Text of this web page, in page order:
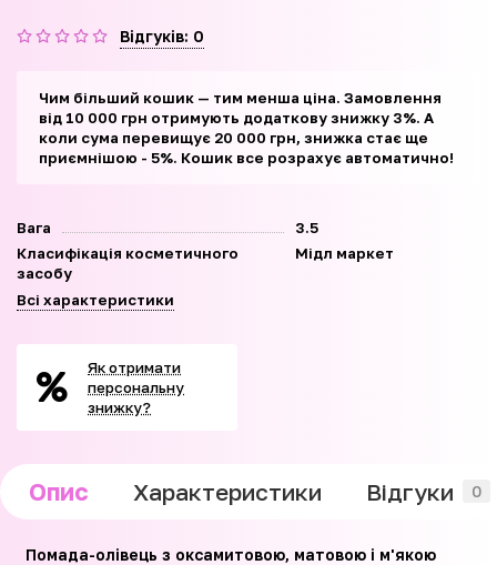
Відгуків: 0
Чим більший кошик — тим менша ціна. Замовлення
від 10 000 грн отримують додаткову знижку 3%. А
коли сума перевищує 20 000 грн, знижка стає ще
приємнішою - 5%. Кошик все розрахує автоматично!
Вага
3.5
Класифікація косметичного
засобу
Мідл маркет
Всі характеристики
Як отримати
персональну
знижку?
Опис Характеристики Відгуки 0
Помада-олівець з оксамитовою, матовою і м'якою